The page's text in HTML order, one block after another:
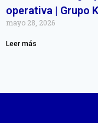
operativa | Grupo
mayo 28, 2026
Leer más